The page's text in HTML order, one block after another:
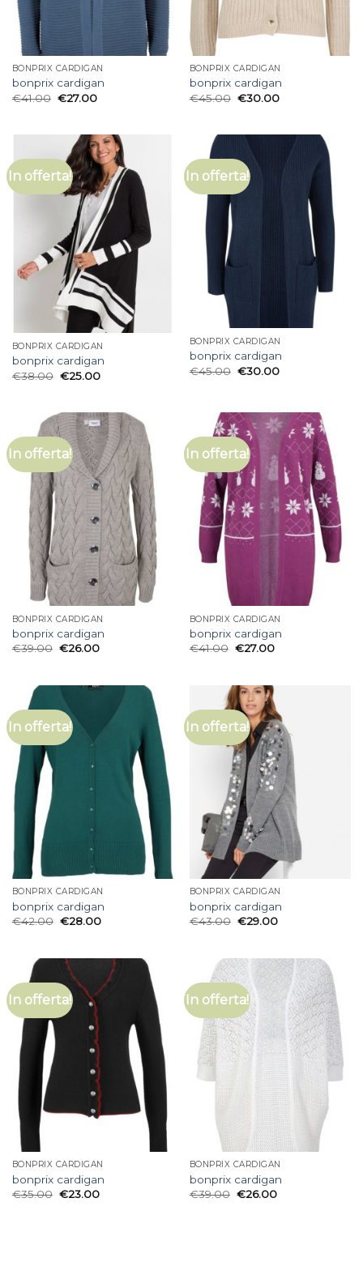
BONPRIX CARDIGAN
bonprix cardigan
€41.00 €27.00
BONPRIX CARDIGAN
bonprix cardigan
€45.00 €30.00
In offerta!
BONPRIX CARDIGAN
bonprix cardigan
€38.00 €25.00
In offerta!
BONPRIX CARDIGAN
bonprix cardigan
€45.00 €30.00
In offerta!
BONPRIX CARDIGAN
bonprix cardigan
€39.00 €26.00
In offerta!
BONPRIX CARDIGAN
bonprix cardigan
€41.00 €27.00
In offerta!
BONPRIX CARDIGAN
bonprix cardigan
€42.00 €28.00
In offerta!
BONPRIX CARDIGAN
bonprix cardigan
€43.00 €29.00
In offerta!
BONPRIX CARDIGAN
bonprix cardigan
€35.00 €23.00
In offerta!
BONPRIX CARDIGAN
bonprix cardigan
€39.00 €26.00